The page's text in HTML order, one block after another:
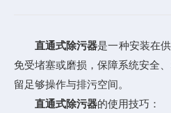
直通式除污器是一种安装在
免受堵塞或磨损，保障系统安全
留足够操作与排污空间。
直通式除污器的使用技巧：